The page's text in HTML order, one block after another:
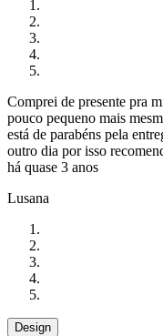
Comprei de presente pra
pouco pequeno mais
está de parabéns pela
outro dia por isso
há quase 3 anos
Lusana
Design